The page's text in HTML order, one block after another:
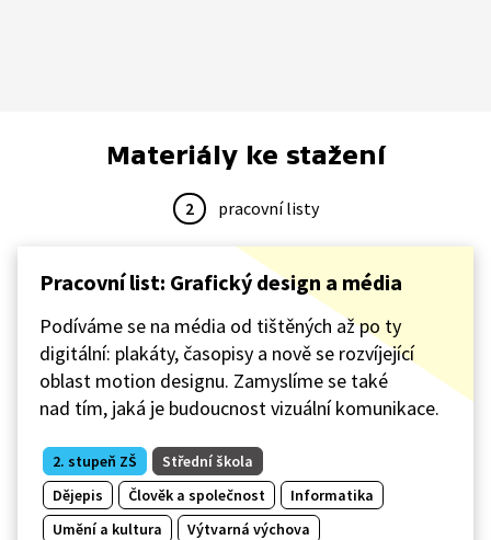
Materiály ke stažení
2 pracovní listy
Pracovní list: Grafický design a média
Podíváme se na média od tištěných až po ty
digitální: plakáty, časopisy a nově se rozvíjející
oblast motion designu. Zamyslíme se také
nad tím, jaká je budoucnost vizuální komunikace.
2. stupeň ZŠ
Střední škola
Dějepis
Člověk a společnost
Informatika
Umění a kultura
Výtvarná výchova